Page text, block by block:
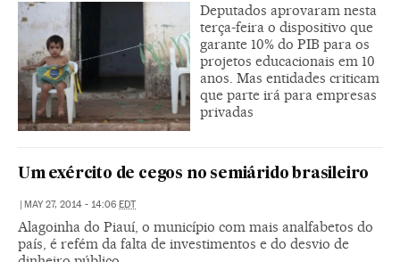
Deputados aprovaram nesta
terça-feira o dispositivo que
garante 10% do PIB para os
projetos educacionais em 10
anos. Mas entidades criticam
que parte irá para empresas
privadas
Um exército de cegos no semiárido brasileiro
| MAY 27, 2014 - 14:06 EDT
Alagoinha do Piauí, o município com mais analfabetos do
país, é refém da falta de investimentos e do desvio de